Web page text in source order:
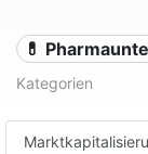
💊
Kategorien